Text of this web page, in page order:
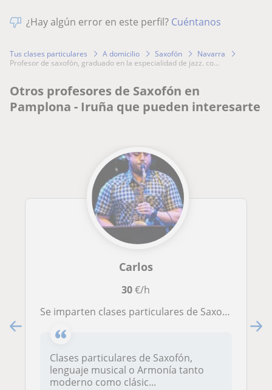
¿Hay algún error en este perfil? Cuéntanos
Tus clases particulares A domicilio Saxofón
Navarra
profesor de saxofón, graduado en la especialidad de jazz. co...
Otros profesores de Saxofón en
Pamplona - Iruña que pueden interesarte
Carlos
30€/h
Se imparten clases particulares de Saxofón, Lenguaje musical y Armonía para todos los niveles
Clases particulares de Saxofón,
lenguaje musical o Armonía tanto
moderno como clásic...